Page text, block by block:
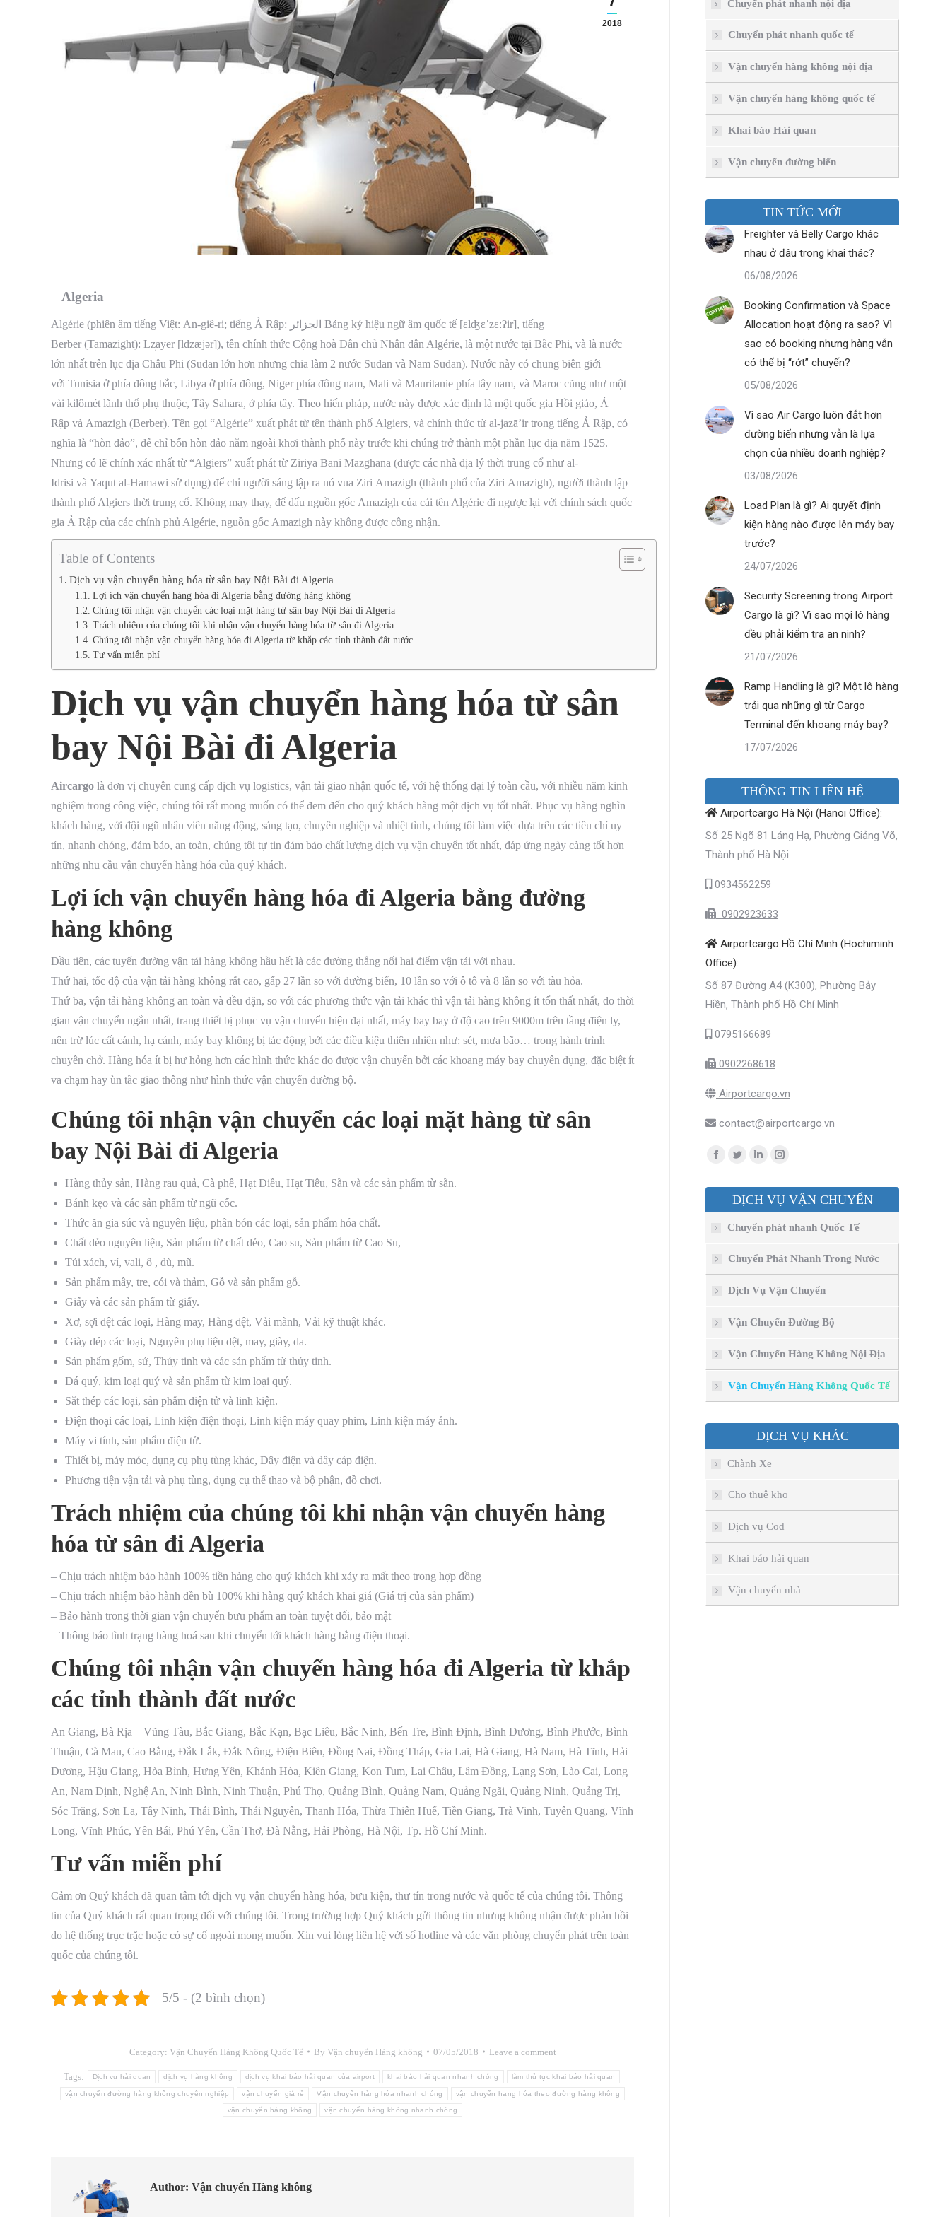
2018
Algeria
Algérie (phiên âm tiếng Việt: An-giê-ri; tiếng Ả Rập: الجزائر Bảng ký hiệu ngữ âm quốc tế [ɛlʤɛˈzɛːʔir], tiếng
Berber (Tamazight): Lz̦ayer [ldzæjər]), tên chính thức Cộng hoà Dân chủ Nhân dân Algérie, là một nước tại Bắc Phi, và là nước
lớn nhất trên lục địa Châu Phi (Sudan lớn hơn nhưng chia làm 2 nước Sudan và Nam Sudan). Nước này có chung biên giới
với Tunisia ở phía đông bắc, Libya ở phía đông, Niger phía đông nam, Mali và Mauritanie phía tây nam, và Maroc cũng như một
vài kilômét lãnh thổ phụ thuộc, Tây Sahara, ở phía tây. Theo hiến pháp, nước này được xác định là một quốc gia Hồi giáo, Ả
Rập và Amazigh (Berber). Tên gọi “Algérie” xuất phát từ tên thành phố Algiers, và chính thức từ al-jazā’ir trong tiếng Ả Rập, có
nghĩa là “hòn đảo”, để chỉ bốn hòn đảo nằm ngoài khơi thành phố này trước khi chúng trở thành một phần lục địa năm 1525.
Nhưng có lẽ chính xác nhất từ “Algiers” xuất phát từ Ziriya Bani Mazghana (được các nhà địa lý thời trung cổ như al-
Idrisi và Yaqut al-Hamawi sử dụng) để chỉ người sáng lập ra nó vua Ziri Amazigh (thành phố của Ziri Amazigh), người thành lập
thành phố Algiers thời trung cổ. Không may thay, để dấu nguồn gốc Amazigh của cái tên Algérie đi ngược lại với chính sách quốc
gia Ả Rập của các chính phủ Algérie, nguồn gốc Amazigh này không được công nhận.
Table of Contents
Dịch vụ vận chuyển hàng hóa từ sân bay Nội Bài đi Algeria
Lợi ích vận chuyển hàng hóa đi Algeria bằng đường hàng không
Chúng tôi nhận vận chuyển các loại mặt hàng từ sân bay Nội Bài đi Algeria
Trách nhiệm của chúng tôi khi nhận vận chuyển hàng hóa từ sân đi Algeria
Chúng tôi nhận vận chuyển hàng hóa đi Algeria từ khắp các tỉnh thành đất nước
Tư vấn miễn phí
Dịch vụ vận chuyển hàng hóa từ sân
bay Nội Bài đi Algeria
Aircargo là đơn vị chuyên cung cấp dịch vụ logistics, vận tải giao nhận quốc tế, với hệ thống đại lý toàn cầu, với nhiều năm kinh
nghiệm trong công việc, chúng tôi rất mong muốn có thể đem đến cho quý khách hàng một dịch vụ tốt nhất. Phục vụ hàng nghìn
khách hàng, với đội ngũ nhân viên năng động, sáng tạo, chuyên nghiệp và nhiệt tình, chúng tôi làm việc dựa trên các tiêu chí uy
tín, nhanh chóng, đảm bảo, an toàn, chúng tôi tự tin đảm bảo chất lượng dịch vụ vận chuyển tốt nhất, đáp ứng ngày càng tốt hơn
những nhu cầu vận chuyển hàng hóa của quý khách.
Lợi ích vận chuyển hàng hóa đi Algeria bằng đường
hàng không
Đầu tiên, các tuyến đường vận tải hàng không hầu hết là các đường thẳng nối hai điểm vận tải với nhau.
Thứ hai, tốc độ của vận tải hàng không rất cao, gấp 27 lần so với đường biển, 10 lần so với ô tô và 8 lần so với tàu hỏa.
Thứ ba, vận tải hàng không an toàn và đều đặn, so với các phương thức vận tải khác thì vận tải hàng không ít tổn thất nhất, do thời
gian vận chuyển ngắn nhất, trang thiết bị phục vụ vận chuyển hiện đại nhất, máy bay bay ở độ cao trên 9000m trên tầng điện ly,
nên trừ lúc cất cánh, hạ cánh, máy bay không bị tác động bởi các điều kiệu thiên nhiên như: sét, mưa bão… trong hành trình
chuyên chở. Hàng hóa ít bị hư hỏng hơn các hình thức khác do được vận chuyển bởi các khoang máy bay chuyên dụng, đặc biệt ít
va chạm hay ùn tắc giao thông như hình thức vận chuyển đường bộ.
Chúng tôi nhận vận chuyển các loại mặt hàng từ sân
bay Nội Bài đi Algeria
Hàng thủy sản, Hàng rau quả, Cà phê, Hạt Điều, Hạt Tiêu, Sắn và các sản phẩm từ sắn.
Bánh kẹo và các sản phẩm từ ngũ cốc.
Thức ăn gia súc và nguyên liệu, phân bón các loại, sản phẩm hóa chất.
Chất dẻo nguyên liệu, Sản phẩm từ chất dẻo, Cao su, Sản phẩm từ Cao Su,
Túi xách, ví, vali, ô , dù, mũ.
Sản phẩm mây, tre, cói và thảm, Gỗ và sản phẩm gỗ.
Giấy và các sản phẩm từ giấy.
Xơ, sợi dệt các loại, Hàng may, Hàng dệt, Vải mành, Vải kỹ thuật khác.
Giày dép các loại, Nguyên phụ liệu dệt, may, giày, da.
Sản phẩm gốm, sứ, Thủy tinh và các sản phẩm từ thủy tinh.
Đá quý, kim loại quý và sản phẩm từ kim loại quý.
Sắt thép các loại, sản phẩm điện tử và linh kiện.
Điện thoại các loại, Linh kiện điện thoại, Linh kiện máy quay phim, Linh kiện máy ảnh.
Máy vi tính, sản phẩm điện tử.
Thiết bị, máy móc, dụng cụ phụ tùng khác, Dây điện và dây cáp điện.
Phương tiện vận tải và phụ tùng, dụng cụ thể thao và bộ phận, đồ chơi.
Trách nhiệm của chúng tôi khi nhận vận chuyển hàng
hóa từ sân đi Algeria
– Chịu trách nhiệm bảo hành 100% tiền hàng cho quý khách khi xảy ra mất theo trong hợp đồng
– Chịu trách nhiệm bảo hành đền bù 100% khi hàng quý khách khai giá (Giá trị của sản phẩm)
– Bảo hành trong thời gian vận chuyển bưu phẩm an toàn tuyệt đối, bảo mật
– Thông báo tình trạng hàng hoá sau khi chuyển tới khách hàng bằng điện thoại.
Chúng tôi nhận vận chuyển hàng hóa đi Algeria từ khắp
các tỉnh thành đất nước
An Giang, Bà Rịa – Vũng Tàu, Bắc Giang, Bắc Kạn, Bạc Liêu, Bắc Ninh, Bến Tre, Bình Định, Bình Dương, Bình Phước, Bình
Thuận, Cà Mau, Cao Bằng, Đắk Lắk, Đắk Nông, Điện Biên, Đồng Nai, Đồng Tháp, Gia Lai, Hà Giang, Hà Nam, Hà Tĩnh, Hải
Dương, Hậu Giang, Hòa Bình, Hưng Yên, Khánh Hòa, Kiên Giang, Kon Tum, Lai Châu, Lâm Đồng, Lạng Sơn, Lào Cai, Long
An, Nam Định, Nghệ An, Ninh Bình, Ninh Thuận, Phú Thọ, Quảng Bình, Quảng Nam, Quảng Ngãi, Quảng Ninh, Quảng Trị,
Sóc Trăng, Sơn La, Tây Ninh, Thái Bình, Thái Nguyên, Thanh Hóa, Thừa Thiên Huế, Tiền Giang, Trà Vinh, Tuyên Quang, Vĩnh
Long, Vĩnh Phúc, Yên Bái, Phú Yên, Cần Thơ, Đà Nẵng, Hải Phòng, Hà Nội, Tp. Hồ Chí Minh.
Tư vấn miễn phí
Cảm ơn Quý khách đã quan tâm tới dịch vụ vận chuyển hàng hóa, bưu kiện, thư tín trong nước và quốc tế của chúng tôi. Thông
tin của Quý khách rất quan trọng đối với chúng tôi. Trong trường hợp Quý khách gửi thông tin nhưng không nhận được phản hồi
do hệ thống trục trặc hoặc có sự cố ngoài mong muốn. Xin vui lòng liên hệ với số hotline và các văn phòng chuyển phát trên toàn
quốc của chúng tôi.
5/5 - (2 bình chọn)
Category: Vận Chuyển Hàng Không Quốc Tế By Vận chuyển Hàng không 07/05/2018 Leave a comment
Tags: Dịch vụ hải quan dịch vụ hàng không dịch vụ khai báo hải quan của airport khai báo hải quan nhanh chóng làm thủ tục khai báo hải quan
vận chuyển đường hàng không chuyên nghiệp vận chuyển giá rẻ Vận chuyển hàng hóa nhanh chóng vận chuyển hang hóa theo đường hàng không
vận chuyển hàng không vận chuyển hàng không nhanh chóng
Author: Vận chuyển Hàng không
Chuyển phát nhanh nội địa
Chuyển phát nhanh quốc tế
Vận chuyển hàng không nội địa
Vận chuyển hàng không quốc tế
Khai báo Hải quan
Vận chuyển đường biển
TIN TỨC MỚI
Freighter và Belly Cargo khác
nhau ở đâu trong khai thác?
06/08/2026
Booking Confirmation và Space
Allocation hoạt động ra sao? Vì
sao có booking nhưng hàng vẫn
có thể bị “rớt” chuyến?
05/08/2026
Vì sao Air Cargo luôn đắt hơn
đường biển nhưng vẫn là lựa
chọn của nhiều doanh nghiệp?
03/08/2026
Load Plan là gì? Ai quyết định
kiện hàng nào được lên máy bay
trước?
24/07/2026
Security Screening trong Airport
Cargo là gì? Vì sao mọi lô hàng
đều phải kiểm tra an ninh?
21/07/2026
Ramp Handling là gì? Một lô hàng
trải qua những gì từ Cargo
Terminal đến khoang máy bay?
17/07/2026
THÔNG TIN LIÊN HỆ
Airportcargo Hà Nội (Hanoi Office):
Số 25 Ngõ 81 Láng Hạ, Phường Giảng Võ,
Thành phố Hà Nội
0934562259
0902923633
Airportcargo Hồ Chí Minh (Hochiminh
Office):
Số 87 Đường A4 (K300), Phường Bảy
Hiền, Thành phố Hồ Chí Minh
0795166689
0902268618
Airportcargo.vn
contact@airportcargo.vn
Find us on:
Facebook
opens
window
Twitter
opens
new
window
Linkedin
opens
new
window
Instagram
opens
window
DỊCH VỤ VẬN CHUYỂN
Chuyển phát nhanh Quốc Tế
Chuyển Phát Nhanh Trong Nước
Dịch Vụ Vận Chuyển
Vận Chuyển Đường Bộ
Vận Chuyển Hàng Không Nội Địa
Vận Chuyển Hàng Không Quốc Tế
DỊCH VỤ KHÁC
Chành Xe
Cho thuê kho
Dịch vụ Cod
Khai báo hải quan
Vận chuyển nhà